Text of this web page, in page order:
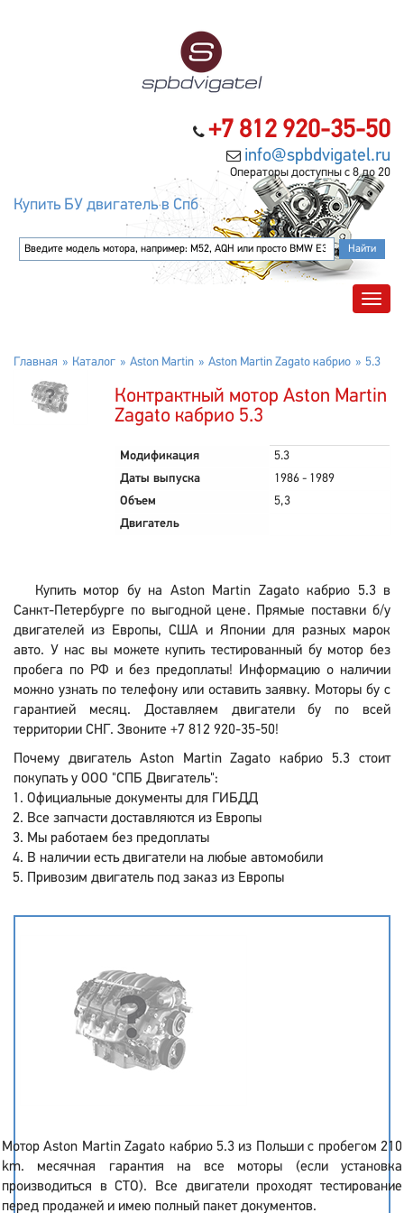
+7 812 920-35-50
info@spbdvigatel.ru
Операторы доступны с 8 до 20
Купить БУ двигатель в Спб
Главная Каталог Aston Martin Aston Martin Zagato кабрио 5.3
Контрактный мотор Aston Martin
Zagato кабрио 5.3
Модификация
5.3
Даты выпуска
1986 - 1989
Объем
5,3
Двигатель
Купить мотор бу на Aston Martin Zagato кабрио 5.3 в
Санкт-Петербурге по выгодной цене. Прямые поставки б/у
двигателей из Европы, США и Японии для разных марок
авто. У нас вы можете купить тестированный бу мотор без
пробега по РФ и без предоплаты! Информацию о наличии
можно узнать по телефону или оставить заявку. Моторы бу с
гарантией месяц. Доставляем двигатели бу по всей
территории СНГ. Звоните +7 812 920-35-50!
Почему двигатель Aston Martin Zagato кабрио 5.3 стоит
покупать у ООО "СПБ Двигатель":
Официальные документы для ГИБДД
Все запчасти доставляются из Европы
Мы работаем без предоплаты
В наличии есть двигатели на любые автомобили
Привозим двигатель под заказ из Европы
Мотор Aston Martin Zagato кабрио 5.3 из Польши с пробегом 210
km. месячная гарантия на все моторы (если установка
производиться в СТО). Все двигатели проходят тестирование
перед продажей и имею полный пакет документов.